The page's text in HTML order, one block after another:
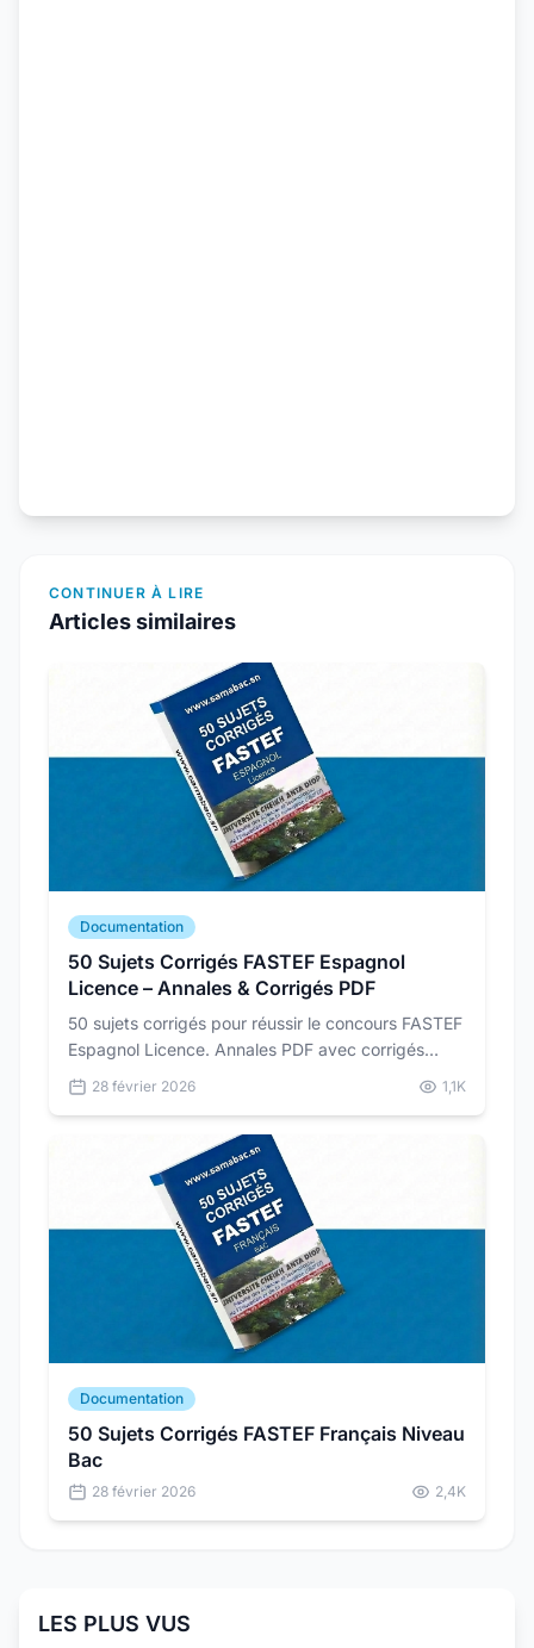
CONTINUER À LIRE
Articles similaires
Documentation
50 Sujets Corrigés FASTEF Espagnol
Licence – Annales & Corrigés PDF
50 sujets corrigés pour réussir le concours FASTEF
Espagnol Licence. Annales PDF avec corrigés
détaillés pour vous préparer dans les conditions
réelles du concours.
28 février 2026 1,1K
Documentation
50 Sujets Corrigés FASTEF Français Niveau
Bac
28 février 2026 2,4K
LES PLUS VUS